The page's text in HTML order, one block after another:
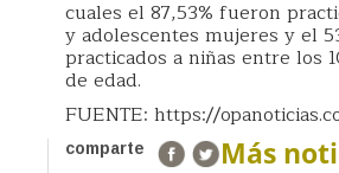
cuales el 87,53% fueron
y adolescentes mujeres y el
practicados a niñas entre los
de edad.
FUENTE: https://
comparte Más